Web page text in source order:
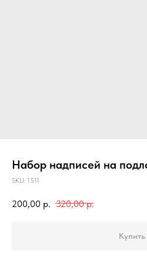
Набор надписей на
SKU: 1511
200,00 р. 320,00 р.
Купить